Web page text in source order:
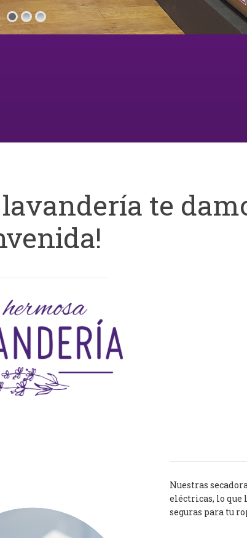
te
Nuestras
eléctricas, lo que
seguras para tu